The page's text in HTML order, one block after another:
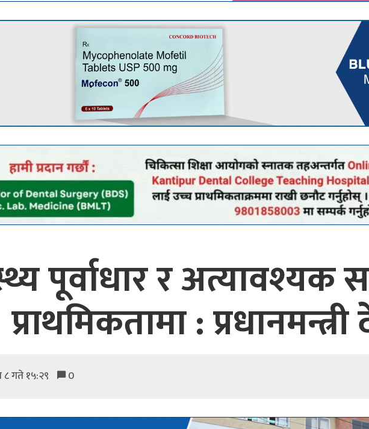
पूर्वाधार र अत्यावश्यक
प्राथमिकतामा :
गते १५:२९ 0